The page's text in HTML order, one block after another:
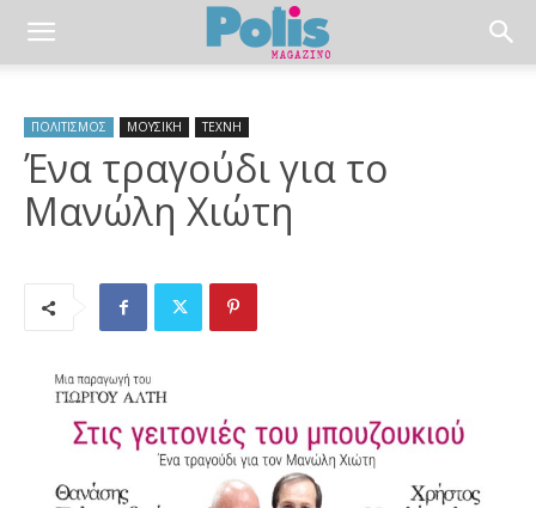
ΠΟΛΙΤΙΣΜΟΣ ΜΟΥΣΙΚΗ ΤΕΧΝΗ
Ένα τραγούδι για το
Μανώλη Χιώτη